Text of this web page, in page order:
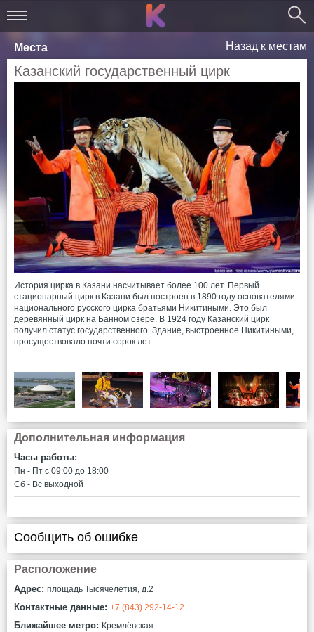
Места Назад к местам
Казанский государственный цирк
История цирка в Казани насчитывает более 100 лет. Первый
стационарный цирк в Казани был построен в 1890 году основателями
национального русского цирка братьями Никитиными. Это был
деревянный цирк на Банном озере. В 1924 году Казанский цирк
получил статус государственного. Здание, выстроенное Никитиными,
просуществовало почти сорок лет.
Дополнительная информация
Часы работы:
Пн - Пт c 09:00 до 18:00
Сб - Вс выходной
Сообщить об ошибке
Расположение
Адрес: площадь Тысячелетия, д.2
Контактные данные: +7 (843) 292-14-12
Ближайшее метро: Кремлёвская